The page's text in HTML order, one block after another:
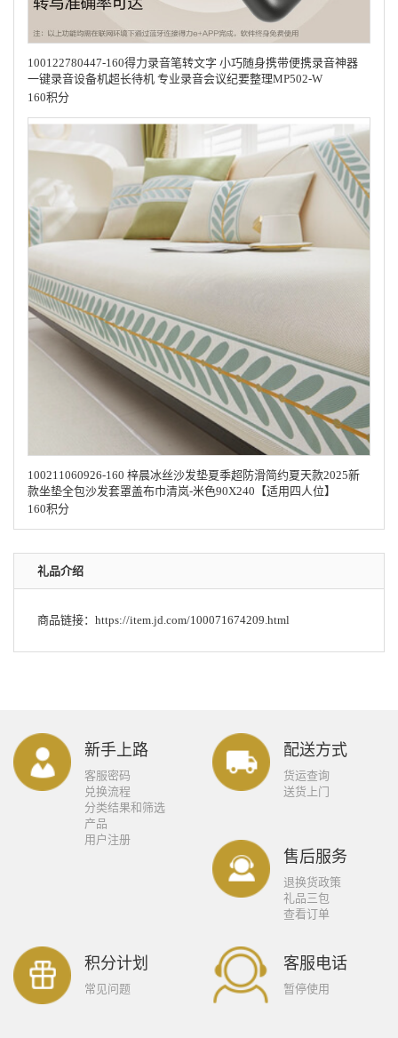
100122780447-160得力录音笔转文字 小巧随身携带便携录音神器
一键录音设备机超长待机 专业录音会议纪要整理MP502-W
160积分
100211060926-160 梓晨冰丝沙发垫夏季超防滑简约夏天款2025新
款坐垫全包沙发套罩盖布巾清岚-米色90X240【适用四人位】
160积分
礼品介绍
商品链接：https://item.jd.com/100071674209.html
新手上路
客服密码
兑换流程
分类结果和筛选
产品
用户注册
配送方式
货运查询
送货上门
售后服务
退换货政策
礼品三包
查看订单
积分计划
常见问题
客服电话
暂停使用